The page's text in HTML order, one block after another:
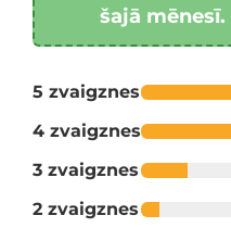
šajā
5 zvaigznes
4 zvaigznes
3 zvaigznes
2 zvaigznes